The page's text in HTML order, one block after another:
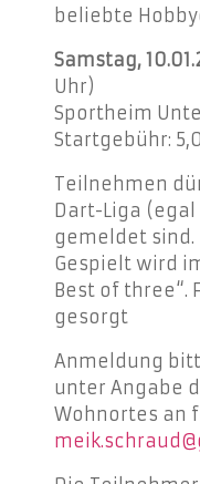
beliebte
Samstag,
Uhr)
Sportheim
Startgebühr:
Teilnehmen
Dart-Liga (egal
gemeldet sind.
Gespielt wird
Best of three“.
gesorgt
Anmeldung
unter Angabe
Wohnortes an